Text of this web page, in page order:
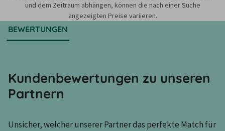
und dem Zeitraum abhängen, können die nach einer Suche
angezeigten Preise variieren.
BEWERTUNGEN
Kundenbewertungen zu unseren
Partnern
Unsicher, welcher unserer Partner das perfekte Match für